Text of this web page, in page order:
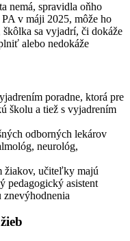
nemá, spravidla oňho
v máji 2025, môže ho
sa vyjadrí, či dokáže
alebo nedokáže
poradne, ktorá pre
školu a tiež s vyjadrením
odborných lekárov
neurológ,
žiakov, učiteľky majú
pedagogický asistent